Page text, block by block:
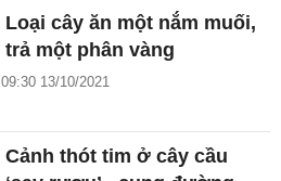
Loại cây ăn một nắm muối,
trả một phân vàng
09:30 13/10/2021
Cảnh thót tim ở cây cầu